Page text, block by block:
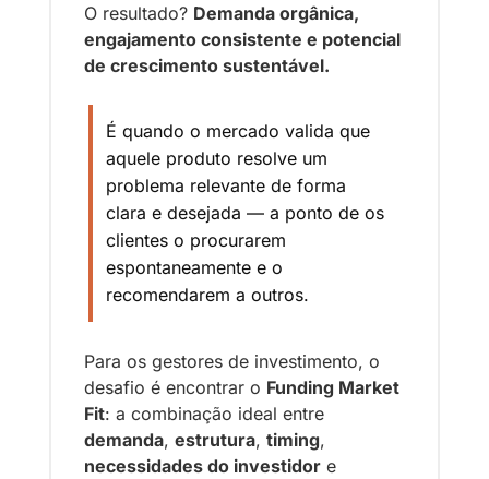
O resultado? Demanda orgânica,
engajamento consistente e potencial
de crescimento sustentável.
É quando o mercado valida que
aquele produto resolve um
problema relevante de forma
clara e desejada — a ponto de os
clientes o procurarem
espontaneamente e o
recomendarem a outros.
Para os gestores de investimento, o
desafio é encontrar o Funding Market
Fit
demanda, estrutura, timing
necessidades do investidor